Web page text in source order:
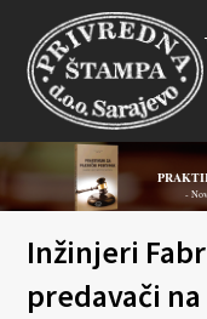
-
Inžinjeri
predavači na